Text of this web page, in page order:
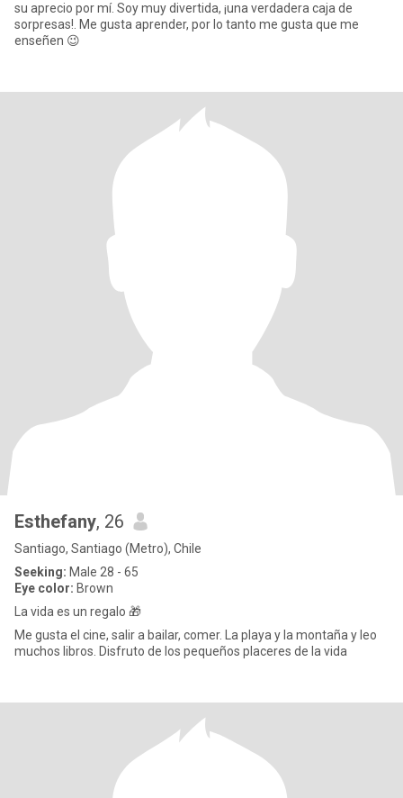
su aprecio por mí. Soy muy divertida, ¡una verdadera caja de
sorpresas!. Me gusta aprender, por lo tanto me gusta que me
enseñen 😉
Esthefany, 26
Santiago, Santiago (Metro), Chile
Seeking: Male 28 - 65
Eye color: Brown
La vida es un regalo 🎁
Me gusta el cine, salir a bailar, comer. La playa y la montaña y leo
muchos libros. Disfruto de los pequeños placeres de la vida